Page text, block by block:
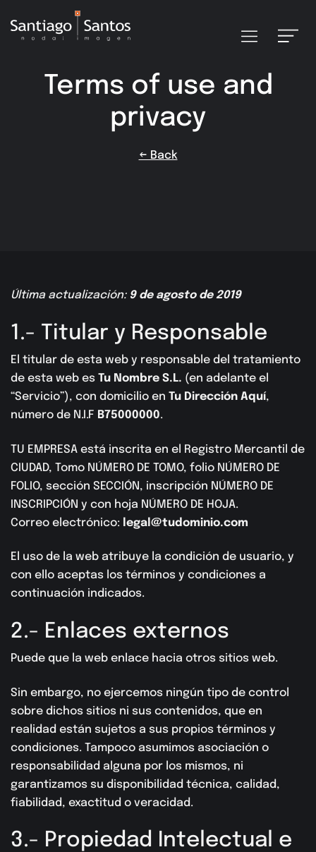
Terms of use and
privacy
← Back
Última actualización: 9 de agosto de 2019
1.- Titular y Responsable
El titular de esta web y responsable del tratamiento
de esta web es Tu Nombre S.L. (en adelante el
“Servicio”), con domicilio en Tu Dirección Aquí,
número de N.I.F B75000000.
TU EMPRESA está inscrita en el Registro Mercantil de
CIUDAD, Tomo NÚMERO DE TOMO, folio NÚMERO DE
FOLIO, sección SECCIÓN, inscripción NÚMERO DE
INSCRIPCIÓN y con hoja NÚMERO DE HOJA.
Correo electrónico: legal@tudominio.com
El uso de la web atribuye la condición de usuario, y
con ello aceptas los términos y condiciones a
continuación indicados.
2.- Enlaces externos
Puede que la web enlace hacia otros sitios web.
Sin embargo, no ejercemos ningún tipo de control
sobre dichos sitios ni sus contenidos, que en
realidad están sujetos a sus propios términos y
condiciones. Tampoco asumimos asociación o
responsabilidad alguna por los mismos, ni
garantizamos su disponibilidad técnica, calidad,
fiabilidad, exactitud o veracidad.
3.- Propiedad Intelectual e